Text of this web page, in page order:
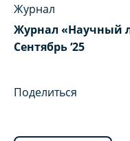
Журнал
Журнал «Научный
Сентябрь ‘25
Поделиться